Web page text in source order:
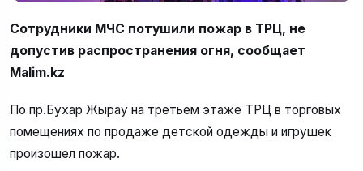
Сотрудники МЧС потушили пожар в ТРЦ, не
допустив распространения огня, сообщает
Malim.kz
По пр.Бухар Жырау на третьем этаже ТРЦ в торговых
помещениях по продаже детской одежды и игрушек
произошел пожар.